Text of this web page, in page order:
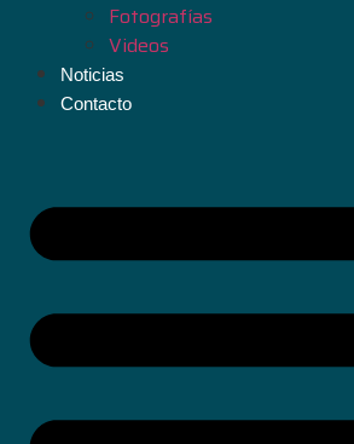
Fotografías
Videos
Noticias
Contacto